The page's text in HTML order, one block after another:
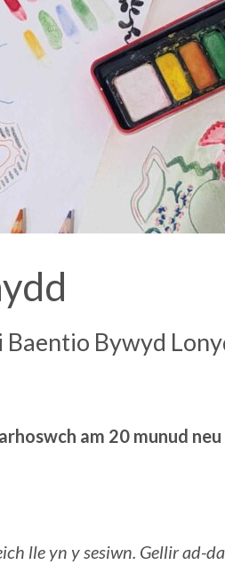
Bywyd
am 20 munud
lle yn y sesiwn. Gellir ad-